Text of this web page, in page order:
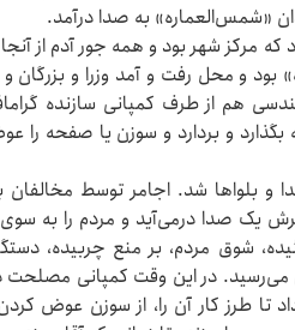
«شمس‌العماره» به ‌صدا درآمد.
مرکز شهر بود و همه جور آدم از
بود و محل رفت و آمد وزرا و بزرگان
هم از طرف کمپانی سازنده
و بردارد و سوزن یا صفحه را
بلواها شد. اجامر توسط مخالفان
یک صدا درمی‌آید و مردم را به
شوق مردم، بر منع چربیده،
در این وقت کمپانی مصلحت
طرز کار آن را، از سوزن عوض